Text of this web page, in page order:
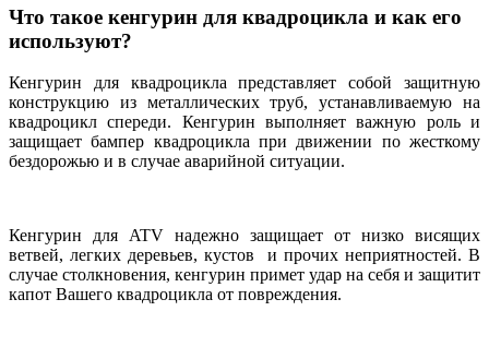
Что такое кенгурин для квадроцикла и как его
используют?
Кенгурин для квадроцикла представляет собой защитную
конструкцию из металлических труб, устанавливаемую на
квадроцикл спереди. Кенгурин выполняет важную роль и
защищает бампер квадроцикла при движении по жесткому
бездорожью и в случае аварийной ситуации.
Кенгурин для ATV надежно защищает от низко висящих
ветвей, легких деревьев, кустов и прочих неприятностей. В
случае столкновения, кенгурин примет удар на себя и защитит
капот Вашего квадроцикла от повреждения.